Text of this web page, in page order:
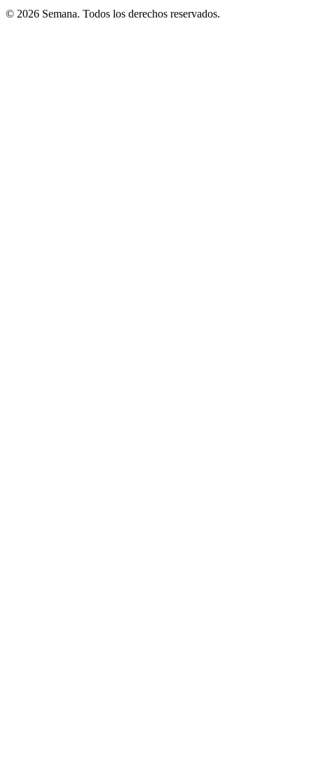
© 2026 Semana. Todos los derechos reservados.